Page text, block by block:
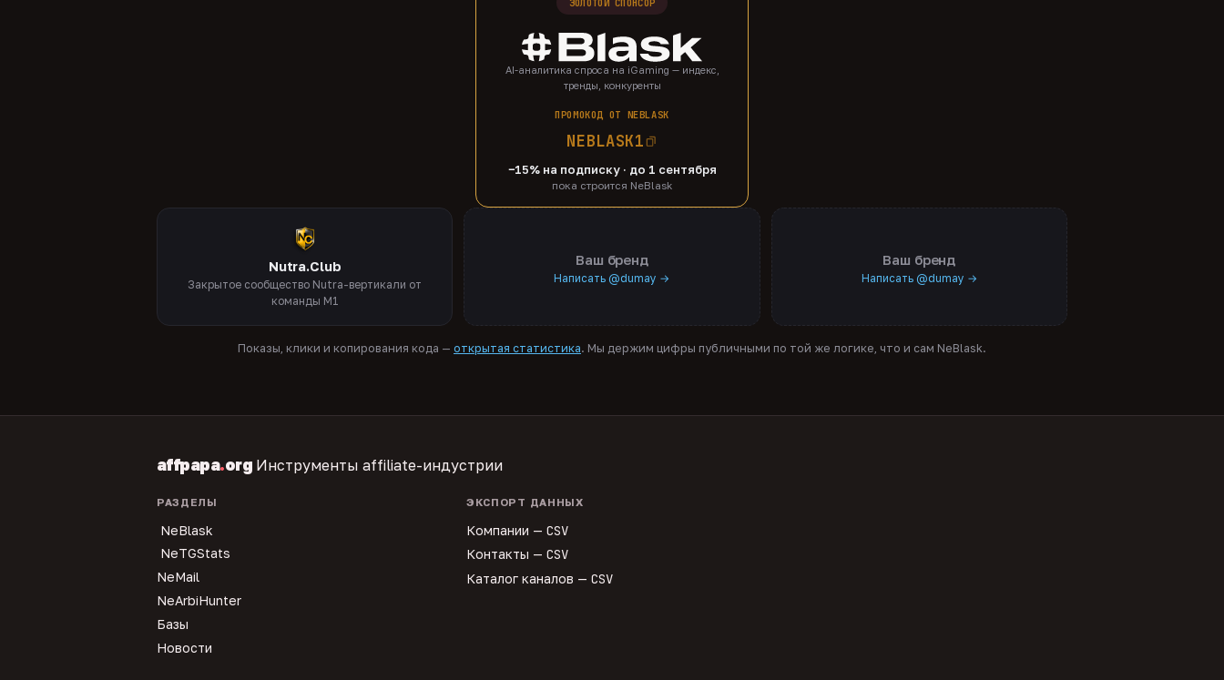
AI-аналитика спроса на iGaming — индекс,
тренды, конкуренты
ПРОМОКОД ОТ NEBLASK
NEBLASK1
−15% на подписку · до 1 сентября
пока строится NeBlask
Nutra.Club
Закрытое сообщество Nutra-вертикали от
команды M1
Ваш бренд
Написать @dumay →
Ваш бренд
Написать @dumay →
Показы, клики и копирования кода — открытая статистика. Мы держим цифры публичными по той же логике, что и сам NeBlask.
affpapa.org Инструменты affiliate-индустрии
РАЗДЕЛЫ
NeBlask
NeTGStats
NeMail
NeArbiHunter
Базы
Новости
ЭКСПОРТ ДАННЫХ
Компании — CSV
Контакты — CSV
Каталог каналов — CSV